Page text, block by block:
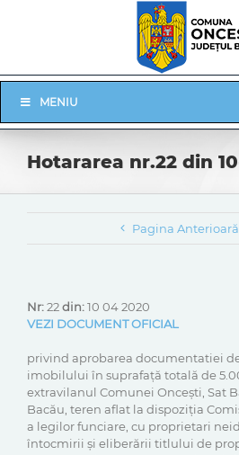
Navigation
MENIU
Hotararea nr.22 din
Pagina Anterioară
Nr:22din:10 04 2020
VEZI DOCUMENT OFICIAL
privind aprobarea documentatiei
imobilului în suprafață totală de
extravilanul Comunei Onceşti, Sat
Bacău, teren aflat la dispoziția
a legilor funciare, cu proprietari
întocmirii și eliberării titlului de